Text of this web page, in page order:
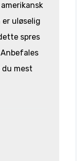
uløselig
spres
mest